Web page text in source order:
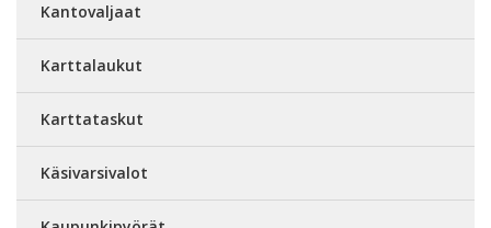
Kantovaljaat
Karttalaukut
Karttataskut
Käsivarsivalot